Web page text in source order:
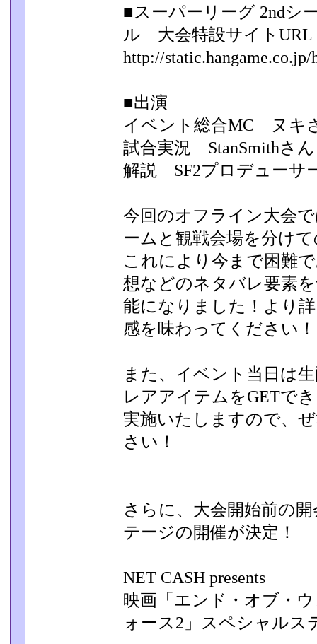
■スーパーリーグ 2nd
ル 大会特設サイトURL
http://static.hangame.co.jp/
■出演
イベント総合MC ヌキ
試合実況 StanSmithさん
解説 SF2プロデューサ
今回のオフライン大会
ームと観戦会場を分け
これにより今まで困難
想などのネタバレ要素
能になりました！より
感を味わってください！
また、イベント当日は
レアアイテムをGETで
実施いたしますので、
さい！
さらに、大会開始前の
テージの開催が決定！
NET CASH presents
映画「エンド・オブ・
ォース2」スペシャルス